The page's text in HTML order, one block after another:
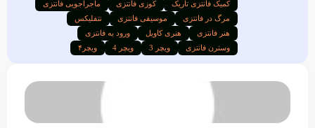
کمیک فانتزی تاریک
کوزی فانتزی
ماجراجویی فانتزی
مرگ در فانتزی
موسیقی فانتزی
نتفلیکس
هنر فانتزی
هنری کاویل
ورود به فانتزی
وسترن فانتزی
ویچر 3 ویچر 4 ویچر۴